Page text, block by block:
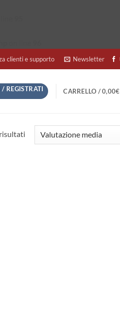
clienti e supporto Newsletter
REGISTRATI CARRELLO /0,00€
Valutazione
media